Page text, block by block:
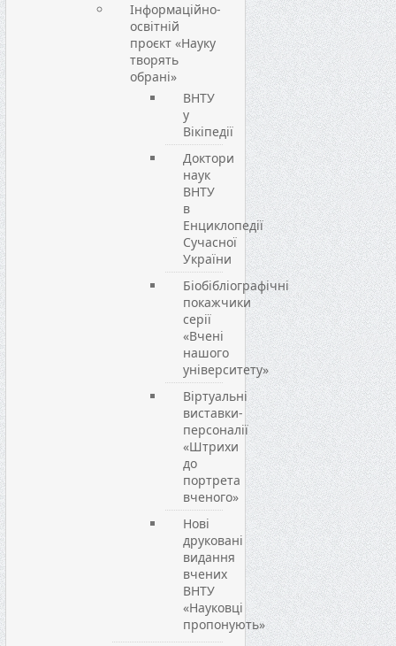
Інформаційно-
освітній
проєкт «Науку
творять
обрані»
ВНТУ
у
Вікіпедії
Доктори
наук
ВНТУ
в
Енциклопедії
Сучасної
України
Біобібліографічні
покажчики
серії
«Вчені
нашого
університету»
Віртуальні
виставки-
персоналії
«Штрихи
до
портрета
вченого»
Нові
друковані
видання
вчених
ВНТУ
«Науковці
пропонують»